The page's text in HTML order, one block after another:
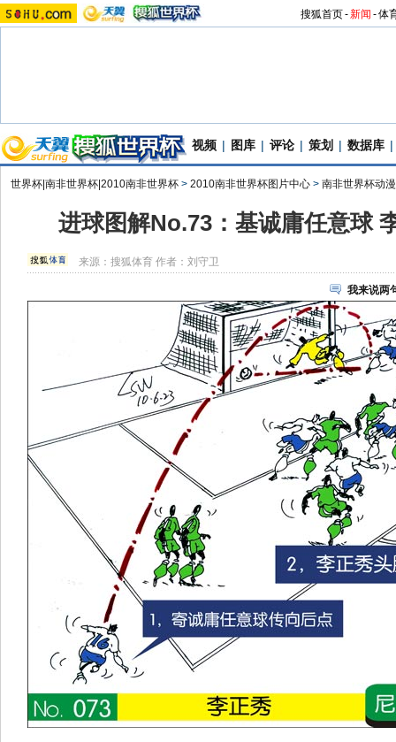
搜狐首页-新闻 -体
视频 | 图库 | 评论 | 策划 | 数据库 |
世界杯|南非世界杯|2010南非世界杯 > 2010南非世界杯图片中心 > 南非世界杯动
进球图解No.73：基诚庸任意球
来源：搜狐体育 作者：刘守卫
我来说两